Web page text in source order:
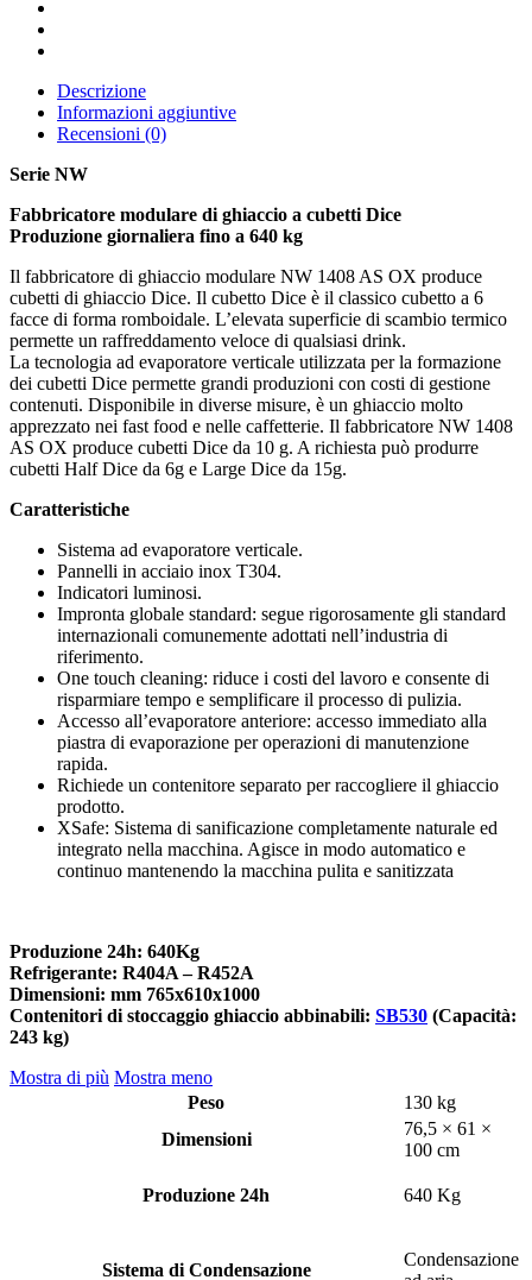
Descrizione
Informazioni aggiuntive
Recensioni (0)
Serie NW
Fabbricatore modulare di ghiaccio a cubetti Dice
Produzione giornaliera fino a 640 kg
Il fabbricatore di ghiaccio modulare NW 1408 AS OX produce
cubetti di ghiaccio Dice. Il cubetto Dice è il classico cubetto a 6
facce di forma romboidale. L’elevata superficie di scambio termico
permette un raffreddamento veloce di qualsiasi drink.
La tecnologia ad evaporatore verticale utilizzata per la formazione
dei cubetti Dice permette grandi produzioni con costi di gestione
contenuti. Disponibile in diverse misure, è un ghiaccio molto
apprezzato nei fast food e nelle caffetterie. Il fabbricatore NW 1408
AS OX produce cubetti Dice da 10 g. A richiesta può produrre
cubetti Half Dice da 6g e Large Dice da 15g.
Caratteristiche
Sistema ad evaporatore verticale.
Pannelli in acciaio inox T304.
Indicatori luminosi.
Impronta globale standard: segue rigorosamente gli standard
internazionali comunemente adottati nell’industria di
riferimento.
One touch cleaning: riduce i costi del lavoro e consente di
risparmiare tempo e semplificare il processo di pulizia.
Accesso all’evaporatore anteriore: accesso immediato alla
piastra di evaporazione per operazioni di manutenzione
rapida.
Richiede un contenitore separato per raccogliere il ghiaccio
prodotto.
XSafe: Sistema di sanificazione completamente naturale ed
integrato nella macchina. Agisce in modo automatico e
continuo mantenendo la macchina pulita e sanitizzata
Produzione 24h: 640Kg
Refrigerante: R404A – R452A
Dimensioni: mm 765x610x1000
Contenitori di stoccaggio ghiaccio abbinabili: SB530 (Capacità:
243 kg)
Mostra di più Mostra meno
Peso
130 kg
Dimensioni
76,5 × 61 ×
100 cm
Produzione 24h 640 Kg
Sistema di Condensazione
Condensazione